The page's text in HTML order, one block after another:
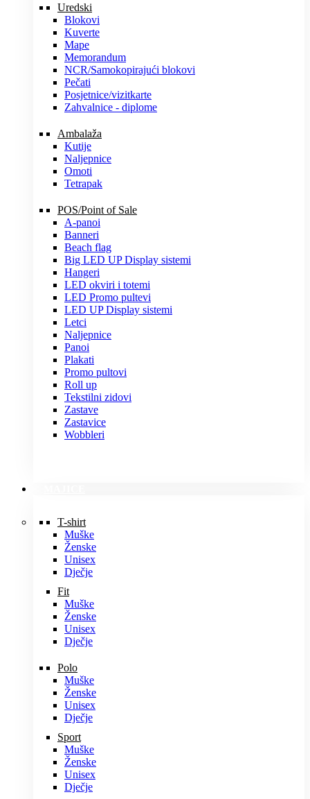
Uredski
Blokovi
Kuverte
Mape
Memorandum
NCR/Samokopirajući blokovi
Pečati
Posjetnice/vizitkarte
Zahvalnice - diplome
Ambalaža
Kutije
Naljepnice
Omoti
Tetrapak
POS/Point of Sale
A-panoi
Banneri
Beach flag
Big LED UP Display sistemi
Hangeri
LED okviri i totemi
LED Promo pultevi
LED UP Display sistemi
Letci
Naljepnice
Panoi
Plakati
Promo pultovi
Roll up
Tekstilni zidovi
Zastave
Zastavice
Wobbleri
T-shirt
Muške
Ženske
Unisex
Dječje
Fit
Muške
Ženske
Unisex
Dječje
Polo
Muške
Ženske
Unisex
Dječje
Sport
Muške
Ženske
Unisex
Dječje